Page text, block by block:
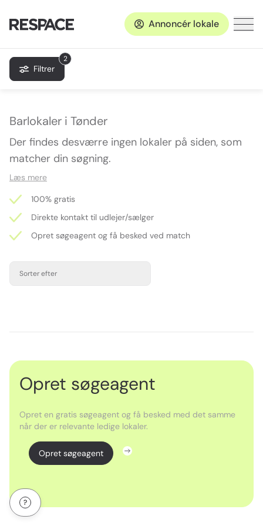
Annoncér lokale
2
Filtrer
Barlokaler i Tønder
Der findes desværre ingen lokaler på siden, som
matcher din søgning.
Læs mere
100% gratis
Direkte kontakt til udlejer/sælger
Opret søgeagent og få besked ved match
Sorter efter
Opret søgeagent
Opret en gratis søgeagent og få besked med det samme
når der er relevante ledige lokaler.
Opret søgeagent